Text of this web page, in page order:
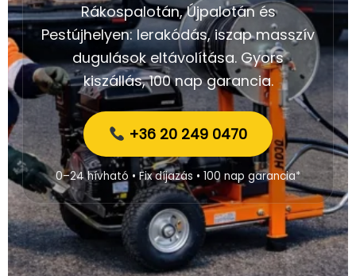
Rákospalotán, Újpalotán és
Pestújhelyen: lerakódás, iszap masszív
dugulások eltávolítása. Gyors
kiszállás, 100 nap garancia.
+36 20 249 0470
0–24 hívható • Fix díjazás • 100 nap garancia*